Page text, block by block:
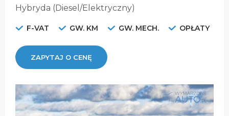
Hybryda (Diesel/Elektryczny)
F-VAT GW. KM GW. MECH. OPŁATY
ZAPYTAJ O CENĘ